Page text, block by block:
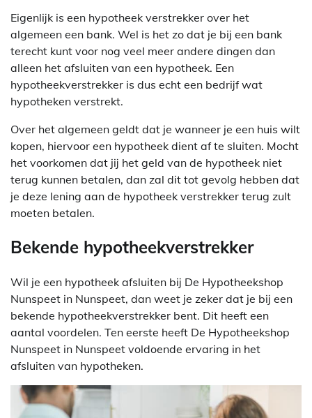
Eigenlijk is een hypotheek verstrekker over het
algemeen een bank. Wel is het zo dat je bij een bank
terecht kunt voor nog veel meer andere dingen dan
alleen het afsluiten van een hypotheek. Een
hypotheekverstrekker is dus echt een bedrijf wat
hypotheken verstrekt.
Over het algemeen geldt dat je wanneer je een huis wilt
kopen, hiervoor een hypotheek dient af te sluiten. Mocht
het voorkomen dat jij het geld van de hypotheek niet
terug kunnen betalen, dan zal dit tot gevolg hebben dat
je deze lening aan de hypotheek verstrekker terug zult
moeten betalen.
Bekende hypotheekverstrekker
Wil je een hypotheek afsluiten bij De Hypotheekshop
Nunspeet in Nunspeet, dan weet je zeker dat je bij een
bekende hypotheekverstrekker bent. Dit heeft een
aantal voordelen. Ten eerste heeft De Hypotheekshop
Nunspeet in Nunspeet voldoende ervaring in het
afsluiten van hypotheken.